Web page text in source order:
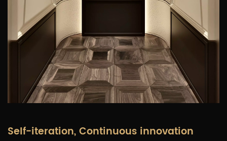
Self-iteration, Continuous innovation